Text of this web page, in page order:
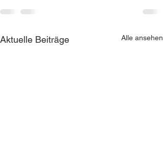
Aktuelle Beiträge Alle ansehen